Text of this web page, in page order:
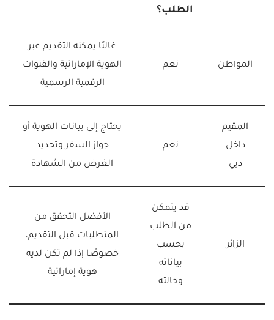
الطلب؟
المواطن نعم
غالبًا يمكنه التقديم عبر
الهوية الإماراتية والقنوات
الرقمية الرسمية
المقيم
داخل
دبي
نعم
يحتاج إلى بيانات الهوية أو
جواز السفر وتحديد
الغرض من الشهادة
الزائر
قد يتمكن
من الطلب
بحسب
بياناته
وحالته
الأفضل التحقق من
المتطلبات قبل التقديم،
خصوصًا إذا لم تكن لديه
هوية إماراتية